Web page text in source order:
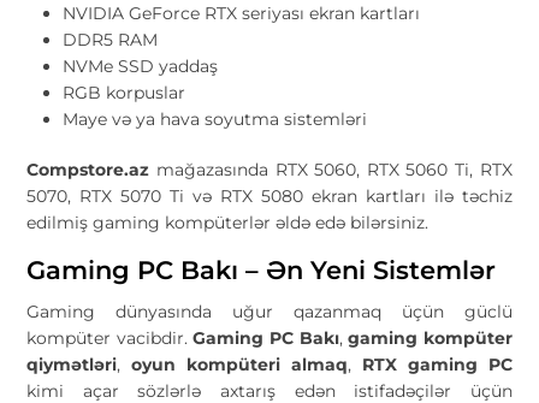
NVIDIA GeForce RTX seriyası ekran kartları
DDR5 RAM
NVMe SSD yaddaş
RGB korpuslar
Maye və ya hava soyutma sistemləri
Compstore.az mağazasında RTX 5060, RTX 5060 Ti, RTX
5070, RTX 5070 Ti və RTX 5080 ekran kartları ilə təchiz
edilmiş gaming kompüterlər əldə edə bilərsiniz.
Gaming PC Bakı – Ən Yeni Sistemlər
Gaming dünyasında uğur qazanmaq üçün güclü
kompüter vacibdir.Gaming PC Bakı,gaming kompüter
qiymətləri,oyun kompüteri almaq, RTX gaming PC
kimi açar sözlərlə axtarış edən istifadəçilər üçün